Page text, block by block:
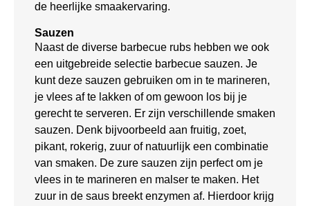
de heerlijke smaakervaring.
Sauzen
Naast de diverse barbecue rubs hebben we ook
een uitgebreide selectie barbecue sauzen. Je
kunt deze sauzen gebruiken om in te marineren,
je vlees af te lakken of om gewoon los bij je
gerecht te serveren. Er zijn verschillende smaken
sauzen. Denk bijvoorbeeld aan fruitig, zoet,
pikant, rokerig, zuur of natuurlijk een combinatie
van smaken. De zure sauzen zijn perfect om je
vlees in te marineren en malser te maken. Het
zuur in de saus breekt enzymen af. Hierdoor krijg